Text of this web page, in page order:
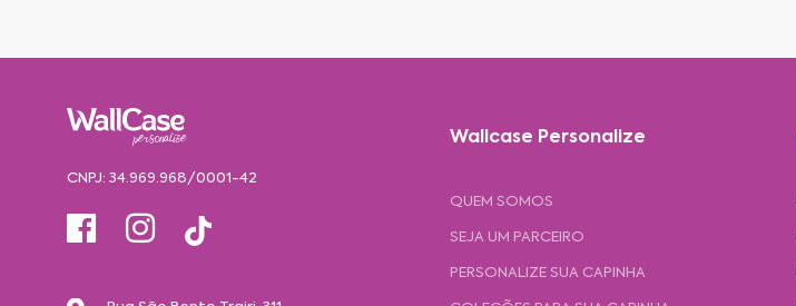
CNPJ: 34.969.968/0001-42
Wallcase Personalize
QUEM SOMOS
SEJA UM PARCEIRO
PERSONALIZE SUA CAPINHA